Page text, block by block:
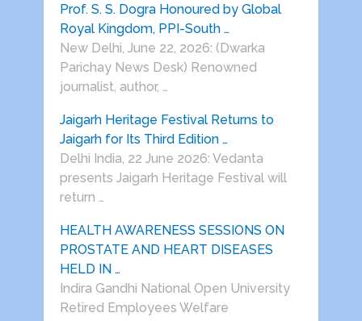
Prof. S. S. Dogra Honoured by Global
Royal Kingdom, PPI-South …
New Delhi, June 22, 2026: (Dwarka
Parichay News Desk) Renowned
journalist, author, …
Jaigarh Heritage Festival Returns to
Jaigarh for Its Third Edition …
Delhi India, 22 June 2026: Vedanta
presents Jaigarh Heritage Festival will
return …
HEALTH AWARENESS SESSIONS ON
PROSTATE AND HEART DISEASES
HELD IN …
Indira Gandhi National Open University
Retired Employees Welfare